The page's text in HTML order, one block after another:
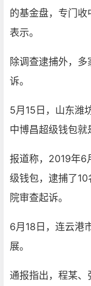
的基金盘，专门收
表示。
除调查逮捕外，
诉。
5月15日，山东潍
中博昌超级钱包就
报道称，2019年6
级钱包，逮捕了
院审查起诉。
6月18日，连云港
展。
通报指出，程某